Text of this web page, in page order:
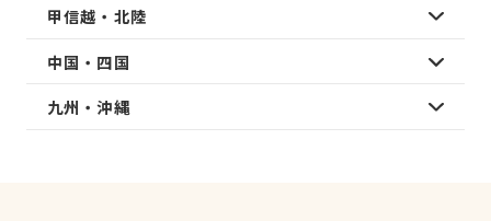
甲信越・北陸
中国・四国
九州・沖縄